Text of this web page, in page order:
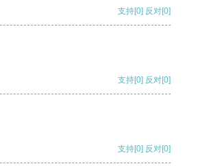
支持[0] 反对[0]
支持[0] 反对[0]
支持[0] 反对[0]